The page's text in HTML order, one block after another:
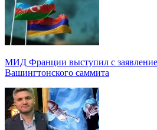
МИД Франции выступил с
Вашингтонского саммита